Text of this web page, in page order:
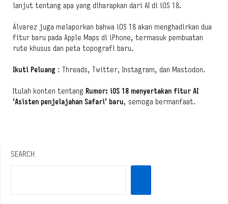
lanjut tentang apa yang diharapkan dari AI di iOS 18.
Álvarez juga melaporkan bahwa iOS 18 akan menghadirkan dua
fitur baru pada Apple Maps di iPhone, termasuk pembuatan
rute khusus dan peta topografi baru.
Ikuti Peluang : Threads, Twitter, Instagram, dan Mastodon.
Itulah konten tentang Rumor: iOS 18 menyertakan fitur AI
‘Asisten penjelajahan Safari’ baru, semoga bermanfaat.
SEARCH